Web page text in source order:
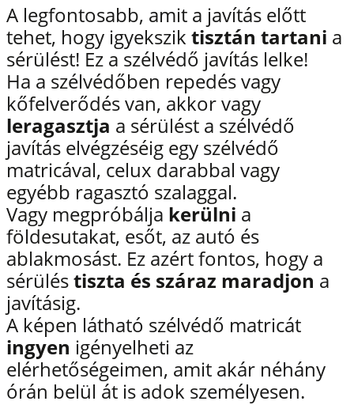
A legfontosabb, amit a javítás előtt
tehet, hogy igyekszik tisztán tartani a
sérülést! Ez a szélvédő javítás lelke!
Ha a szélvédőben repedés vagy
kőfelverődés van, akkor vagy
leragasztja a sérülést a szélvédő
javítás elvégzéséig egy szélvédő
matricával, celux darabbal vagy
egyébb ragasztó szalaggal.
Vagy megpróbálja kerülni a
földesutakat, esőt, az autó és
ablakmosást. Ez azért fontos, hogy a
sérüléstiszta és száraz maradjon a
javításig.
A képen látható szélvédő matricát
ingyen igényelheti az
elérhetőségeimen, amit akár néhány
órán belül át is adok személyesen.